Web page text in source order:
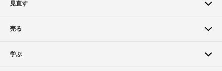
見直す
売る
学ぶ